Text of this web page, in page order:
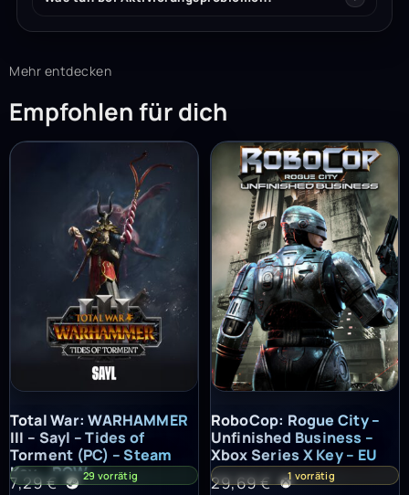
Mehr entdecken
Empfohlen für dich
Total War: WARHAMMER III – Sayl – Tides of Torment (PC) –
Total War: WARHAMMER
III – Sayl – Tides of
Torment (PC) – Steam
Key – ROW
7,29€ 29 vorrätig
RoboCop: Rogue City –
RoboCop: Rogue City –
Unfinished Business –
Xbox Series X Key – EU
29,69€ 1 vorrätig